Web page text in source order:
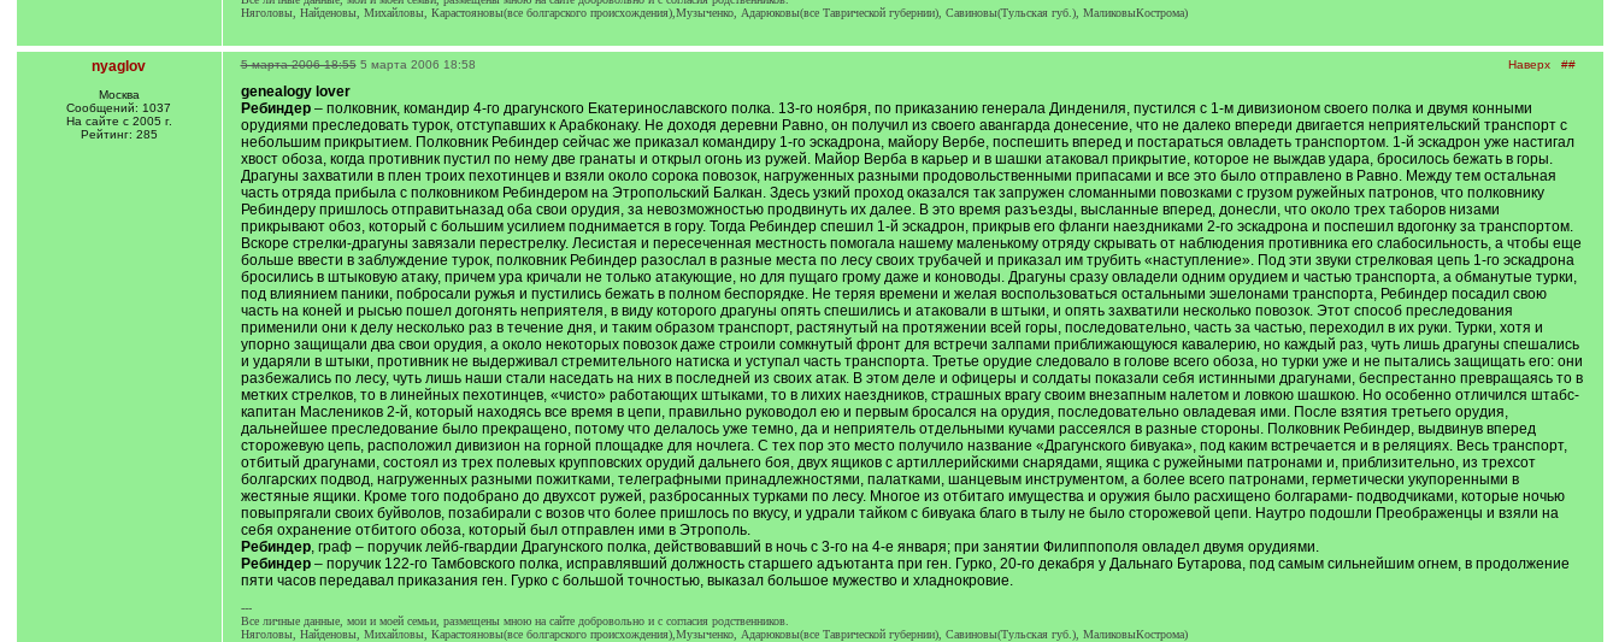
Няголовы, Найденовы, Михайловы, Карастояновы(все болгарского происхождения),Музыченко, Адарюковы(все Таврической губернии), Савиновы(Тульская губ.), МаликовыКострома)
nyaglov
Москва
Сообщений: 1037
На сайте с 2005 г.
Рейтинг: 285
Наверх ##
5 марта 2006 18:55 5 марта 2006 18:58
genealogy lover
Ребиндер– полковник, командир 4-го драгунского Екатеринославского полка. 13-го ноября, по приказанию генерала Диндениля, пустился с 1-м дивизионом своего полка и двумя конными
орудиями преследовать турок, отступавших к Арабконаку. Не доходя деревни Равно, он получил из своего авангарда донесение, что не далеко впереди двигается неприятельский транспорт с
небольшим прикрытием. Полковник Ребиндер сейчас же приказал командиру 1-го эскадрона, майору Вербе, поспешить вперед и постараться овладеть транспортом. 1-й эскадрон уже настигал
хвост обоза, когда противник пустил по нему две гранаты и открыл огонь из ружей. Майор Верба в карьер и в шашки атаковал прикрытие, которое не выждав удара, бросилось бежать в горы.
Драгуны захватили в плен троих пехотинцев и взяли около сорока повозок, нагруженных разными продовольственными припасами и все это было отправлено в Равно. Между тем остальная
часть отряда прибыла с полковником Ребиндером на Этропольский Балкан. Здесь узкий проход оказался так запружен сломанными повозками с грузом ружейных патронов, что полковнику
Ребиндеру пришлось отправитьназад оба свои орудия, за невозможностью продвинуть их далее. В это время разъезды, высланные вперед, донесли, что около трех таборов низами
прикрывают обоз, который с большим усилием поднимается в гору. Тогда Ребиндер спешил 1-й эскадрон, прикрыв его фланги наездниками 2-го эскадрона и поспешил вдогонку за транспортом.
Вскоре стрелки-драгуны завязали перестрелку. Лесистая и пересеченная местность помогала нашему маленькому отряду скрывать от наблюдения противника его слабосильность, а чтобы еще
больше ввести в заблуждение турок, полковник Ребиндер разослал в разные места по лесу своих трубачей и приказал им трубить «наступление». Под эти звуки стрелковая цепь 1-го эскадрона
бросились в штыковую атаку, причем ура кричали не только атакующие, но для пущаго грому даже и коноводы. Драгуны сразу овладели одним орудием и частью транспорта, а обманутые турки,
под влиянием паники, побросали ружья и пустились бежать в полном беспорядке. Не теряя времени и желая воспользоваться остальными эшелонами транспорта, Ребиндер посадил свою
часть на коней и рысью пошел догонять неприятеля, в виду которого драгуны опять спешились и атаковали в штыки, и опять захватили несколько повозок. Этот способ преследования
применили они к делу несколько раз в течение дня, и таким образом транспорт, растянутый на протяжении всей горы, последовательно, часть за частью, переходил в их руки. Турки, хотя и
упорно защищали два свои орудия, а около некоторых повозок даже строили сомкнутый фронт для встречи залпами приближающуюся кавалерию, но каждый раз, чуть лишь драгуны спешались
и ударяли в штыки, противник не выдерживал стремительного натиска и уступал часть транспорта. Третье орудие следовало в голове всего обоза, но турки уже и не пытались защищать его: они
разбежались по лесу, чуть лишь наши стали наседать на них в последней из своих атак. В этом деле и офицеры и солдаты показали себя истинными драгунами, беспрестанно превращаясь то в
метких стрелков, то в линейных пехотинцев, «чисто» работающих штыками, то в лихих наездников, страшных врагу своим внезапным налетом и ловкою шашкою. Но особенно отличился штабс-
капитан Маслеников 2-й, который находясь все время в цепи, правильно руководол ею и первым бросался на орудия, последовательно овладевая ими. После взятия третьего орудия,
дальнейшее преследование было прекращено, потому что делалось уже темно, да и неприятель отдельными кучами рассеялся в разные стороны. Полковник Ребиндер, выдвинув вперед
сторожевую цепь, расположил дивизион на горной площадке для ночлега. С тех пор это место получило название «Драгунского бивуака», под каким встречается и в реляциях. Весь транспорт,
отбитый драгунами, состоял из трех полевых крупповских орудий дальнего боя, двух ящиков с артиллерийскими снарядами, ящика с ружейными патронами и, приблизительно, из трехсот
болгарских подвод, нагруженных разными пожитками, телеграфными принадлежностями, палатками, шанцевым инструментом, а более всего патронами, герметически укупоренными в
жестяные ящики. Кроме того подобрано до двухсот ружей, разбросанных турками по лесу. Многое из отбитаго имущества и оружия было расхищено болгарами- подводчиками, которые ночью
повыпрягали своих буйволов, позабирали с возов что более пришлось по вкусу, и удрали тайком с бивуака благо в тылу не было сторожевой цепи. Наутро подошли Преображенцы и взяли на
себя охранение отбитого обоза, который был отправлен ими в Этрополь.
Ребиндер, граф – поручик лейб-гвардии Драгунского полка, действовавший в ночь с 3-го на 4-е января; при занятии Филиппополя овладел двумя орудиями.
Ребиндер– поручик 122-го Тамбовского полка, исправлявший должность старшего адъютанта при ген. Гурко, 20-го декабря у Дальнаго Бутарова, под самым сильнейшим огнем, в продолжение
пяти часов передавал приказания ген. Гурко с большой точностью, выказал большое мужество и хладнокровие.
---
Все личные данные, мои и моей семьи, размещены мною на сайте добровольно и с согласия родственников.
Няголовы, Найденовы, Михайловы, Карастояновы(все болгарского происхождения),Музыченко, Адарюковы(все Таврической губернии), Савиновы(Тульская губ.), МаликовыКострома)